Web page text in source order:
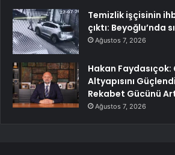
Temizlik işçisinin
çıktı: Beyoğlu’nda
Ağustos 7, 2026
Hakan
Altyapısını
Rekabet Gücünü
Ağustos 7, 2026